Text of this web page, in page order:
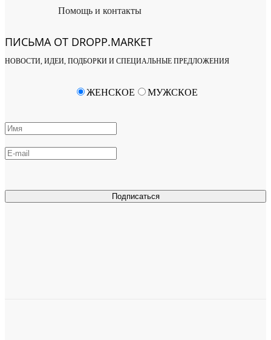
Помощь и контакты
ПИСЬМА ОТ DROPP.MARKET
НОВОСТИ, ИДЕИ, ПОДБОРКИ И СПЕЦИАЛЬНЫЕ ПРЕДЛОЖЕНИЯ
Подписаться
ЖЕНСКОЕ МУЖСКОЕ